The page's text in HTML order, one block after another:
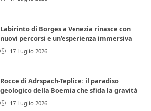
Labirinto di Borges a Venezia rinasce con
nuovi percorsi e un’esperienza immersiva
17 Luglio 2026
Rocce di Adrspach-Teplice: il paradiso
geologico della Boemia che sfida la gravità
17 Luglio 2026